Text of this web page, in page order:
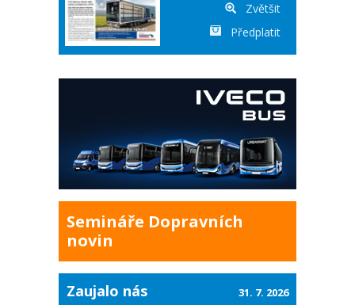
Zvětšit
Předplatit
Semináře Dopravních
novin
Zaujalo nás 31. 7. 2026